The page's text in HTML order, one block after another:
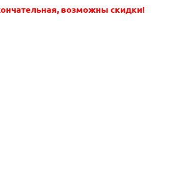
возможны скидки!